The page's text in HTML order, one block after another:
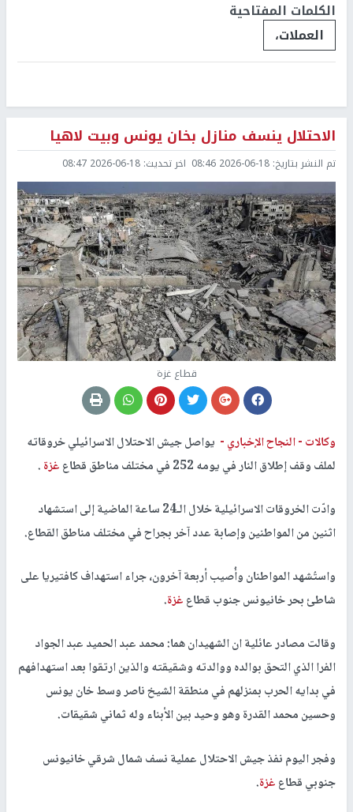
الكلمات المفتاحية
العملات،
الاحتلال ينسف منازل بخان يونس وبيت لاهيا
تم النشر بتاريخ: 2026-06-18 08:46 اخر تحديث: 2026-06-18 08:47
قطاع غزة
وكالات -النجاح الإخباري - يواصل جيش الاحتلال الاسرائيلي خروقاته
لملف وقف إطلاق النار في يومه 252 في مختلف مناطق قطاع
غزة.
وادّت الخروقات الاسرائيلية خلال الـ24 ساعة الماضية إلى استشهاد
اثنين من المواطنين وإصابة عدد آخر بجراح في مختلف مناطق القطاع.
واستُشهد المواطنان وأُصيب أربعة آخرون، جراء استهداف كافتيريا على
شاطئ بحر خانيونس جنوب قطاعغزة.
وقالت مصادر عائلية ان الشهيدان هما: محمد عبد الحميد عبد الجواد
الفرا الذي التحق بوالده ووالدته وشقيقته والذين ارتقوا بعد استهدافهم
في بدايه الحرب بمنزلهم في منطقة الشيخ ناصر وسط خان يونس
وحسين محمد القدرة وهو وحيد بين الأبناء وله ثماني شقيقات.
وفجر اليوم نفذ جيش الاحتلال عملية نسف شمال شرقي خانيونس
جنوبي قطاعغزة.